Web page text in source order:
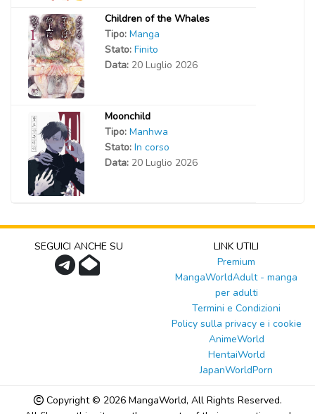
Children of the Whales
Tipo: Manga
Stato: Finito
Data: 20 Luglio 2026
Moonchild
Tipo: Manhwa
Stato: In corso
Data: 20 Luglio 2026
SEGUICI ANCHE SU
LINK UTILI
Premium
MangaWorldAdult - manga
per adulti
Termini e Condizioni
Policy sulla privacy e i cookie
AnimeWorld
HentaiWorld
JapanWorldPorn
Copyright © 2026 MangaWorld, All Rights Reserved.